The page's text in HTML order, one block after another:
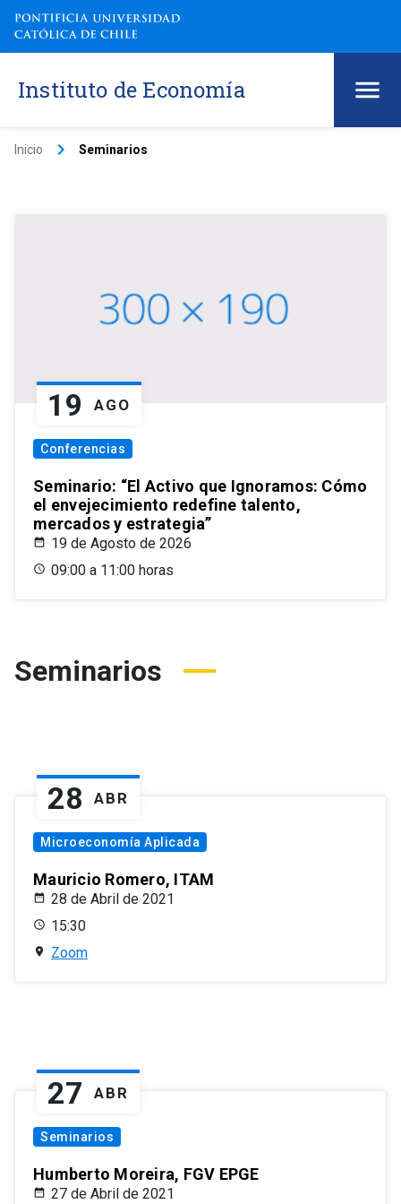
Instituto de Economía
Inicio keyboard_arrow_right Seminarios
19 AGO
Conferencias
Seminario: “El Activo que Ignoramos: Cómo
el envejecimiento redefine talento,
mercados y estrategia”
19 de Agosto de 2026
09:00 a 11:00 horas
Seminarios
28 ABR
Microeconomía Aplicada
Mauricio Romero, ITAM
28 de Abril de 2021
15:30
Zoom
27 ABR
Seminarios
Humberto Moreira, FGV EPGE
27 de Abril de 2021